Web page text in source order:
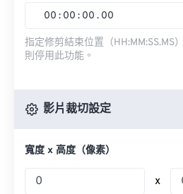
00 : 00 : 00 . 00
指定修剪結束位置（
則停用此功能。
影片裁切設定
寬度 x 高度（像素）
x